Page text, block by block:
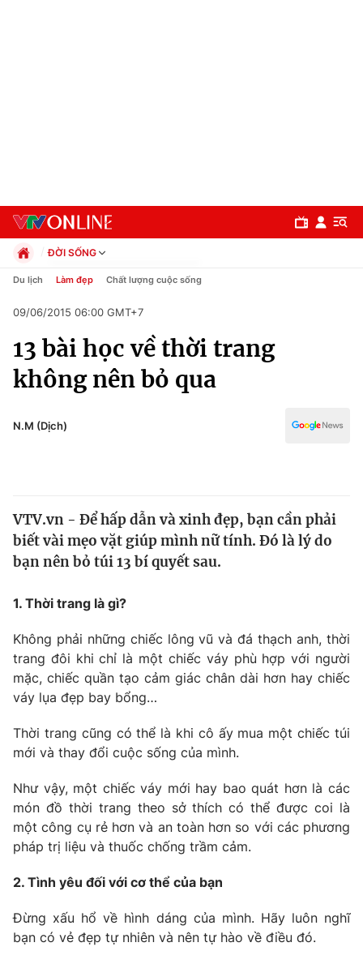
Chuyên mục
Chính trị
Thế giới
Câu chuyện quốc tế
Kinh tế
Tài chính
Thị trường
Góc doanh nghiệp
Dữ liệu và đời sống
Truyền hình
Phim VTV
Hậu trường
Nhân vật
Khán giả
Giải trí
Âm nhạc
Sao
Đời sống
Du lịch
Làm đẹp
Chất lượng cuộc sống
Giáo dục
Công nghệ
Hitech Công nghệ tương lai
Giao lưu trực tuyến
ĐỜI SỐNG
Chính trị
Pháp luật
Kinh tế
Thể thao
Truyền hình
Y tế
Du lịch Làm đẹp Chất lượng cuộc sống
09/06/2015 06:00 GMT+7
13 bài học về thời trang
không nên bỏ qua
N.M (Dịch)
VTV.vn - Để hấp dẫn và xinh đẹp, bạn cần phải
biết vài mẹo vặt giúp mình nữ tính. Đó là lý do
bạn nên bỏ túi 13 bí quyết sau.
1. Thời trang là gì?
Không phải những chiếc lông vũ và đá thạch anh, thời
trang đôi khi chỉ là một chiếc váy phù hợp với người
mặc, chiếc quần tạo cảm giác chân dài hơn hay chiếc
váy lụa đẹp bay bổng…
Thời trang cũng có thể là khi cô ấy mua một chiếc túi
mới và thay đổi cuộc sống của mình.
Như vậy, một chiếc váy mới hay bao quát hơn là các
món đồ thời trang theo sở thích có thể được coi là
một công cụ rẻ hơn và an toàn hơn so với các phương
pháp trị liệu và thuốc chống trầm cảm.
2. Tình yêu đối với cơ thể của bạn
Đừng xấu hổ về hình dáng của mình. Hãy luôn nghĩ
bạn có vẻ đẹp tự nhiên và nên tự hào về điều đó.